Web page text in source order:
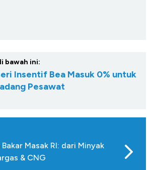
bawah ini:
Insentif Bea Masuk 0% untuk
Pesawat
Masak RI: dari Minyak
& CNG